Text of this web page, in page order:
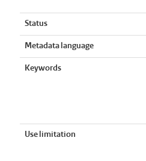
Status
Metadata language
Keywords
Use limitation